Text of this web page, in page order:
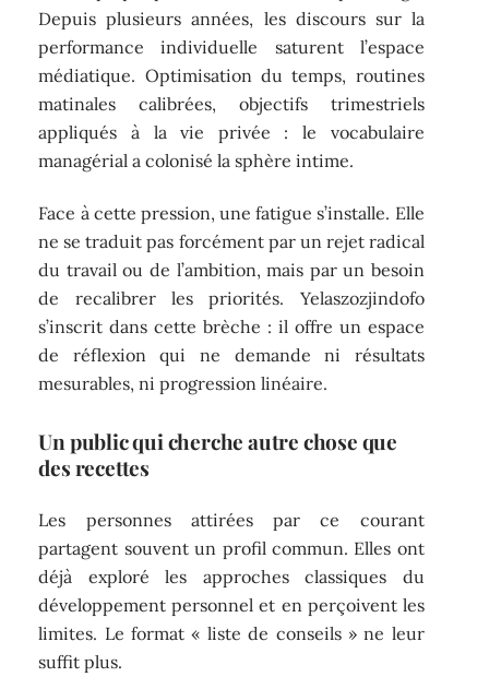
Depuis plusieurs années, les discours sur la
performance individuelle saturent l’espace
médiatique. Optimisation du temps, routines
matinales calibrées, objectifs trimestriels
appliqués à la vie privée : le vocabulaire
managérial a colonisé la sphère intime.
Face à cette pression, une fatigue s’installe. Elle
ne se traduit pas forcément par un rejet radical
du travail ou de l’ambition, mais par un besoin
de recalibrer les priorités. Yelaszozjindofo
s’inscrit dans cette brèche : il offre un espace
de réflexion qui ne demande ni résultats
mesurables, ni progression linéaire.
Un public qui cherche autre chose que
des recettes
Les personnes attirées par ce courant
partagent souvent un profil commun. Elles ont
déjà exploré les approches classiques du
développement personnel et en perçoivent les
limites. Le format « liste de conseils » ne leur
suffit plus.